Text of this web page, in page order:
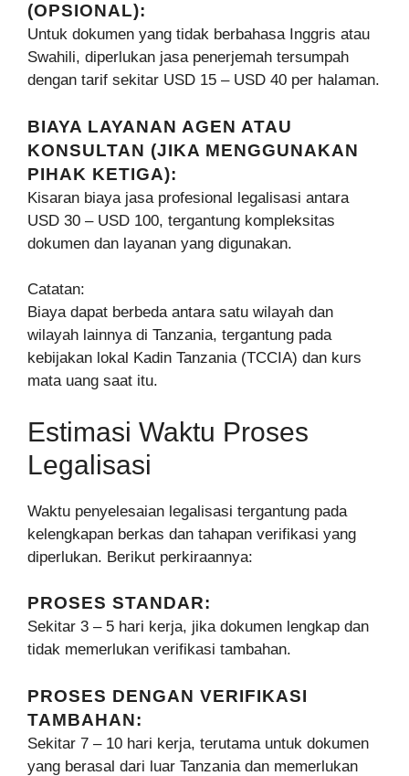
(OPSIONAL):
Untuk dokumen yang tidak berbahasa Inggris atau
Swahili, diperlukan jasa penerjemah tersumpah
dengan tarif sekitar USD 15 – USD 40 per halaman.
BIAYA LAYANAN AGEN ATAU
KONSULTAN (JIKA MENGGUNAKAN
PIHAK KETIGA):
Kisaran biaya jasa profesional legalisasi antara
USD 30 – USD 100, tergantung kompleksitas
dokumen dan layanan yang digunakan.
Catatan:
Biaya dapat berbeda antara satu wilayah dan
wilayah lainnya di Tanzania, tergantung pada
kebijakan lokal Kadin Tanzania (TCCIA) dan kurs
mata uang saat itu.
Estimasi Waktu Proses
Legalisasi
Waktu penyelesaian legalisasi tergantung pada
kelengkapan berkas dan tahapan verifikasi yang
diperlukan. Berikut perkiraannya:
PROSES STANDAR:
Sekitar 3 – 5 hari kerja, jika dokumen lengkap dan
tidak memerlukan verifikasi tambahan.
PROSES DENGAN VERIFIKASI
TAMBAHAN:
Sekitar 7 – 10 hari kerja, terutama untuk dokumen
yang berasal dari luar Tanzania dan memerlukan